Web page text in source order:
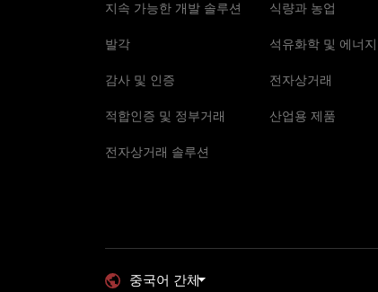
지속 가능한 개발 솔루션
발각
감사 및 인증
적합인증 및 정부거래
전자상거래 솔루션
식량과 농업
석유화학 및 에너지
전자상거래
산업용 제품
중국어 간체